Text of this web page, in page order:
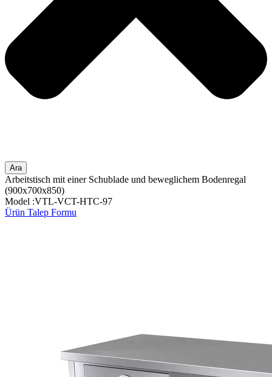
Ara
Arbeitstisch mit einer Schublade und beweglichem Bodenregal
(900x700x850)
Model :VTL-VCT-HTC-97
Ürün Talep Formu